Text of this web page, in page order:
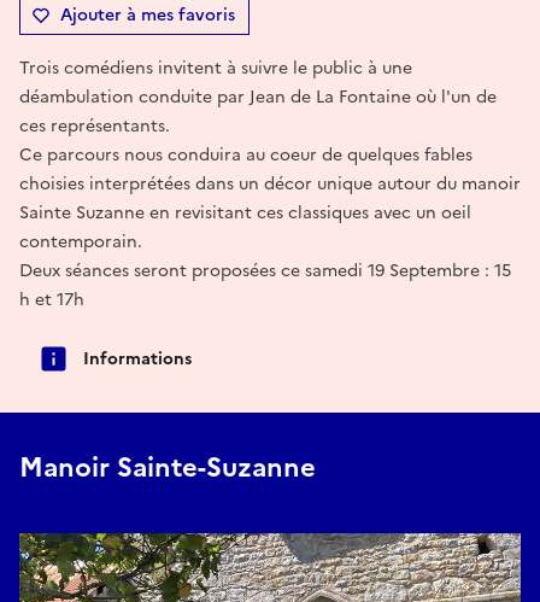
Ajouter à mes favoris
Trois comédiens invitent à suivre le public à une
déambulation conduite par Jean de La Fontaine où l'un de
ces représentants.
Ce parcours nous conduira au coeur de quelques fables
choisies interprétées dans un décor unique autour du manoir
Sainte Suzanne en revisitant ces classiques avec un oeil
contemporain.
Deux séances seront proposées ce samedi 19 Septembre : 15
h et 17h
Informations
Manoir Sainte-Suzanne